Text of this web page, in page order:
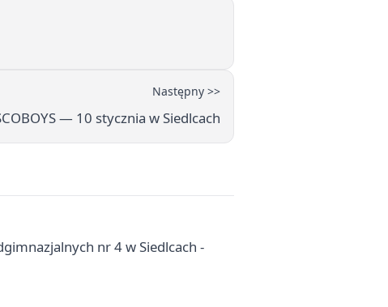
Następny >>
— 10 stycznia w Siedlcach
nr 4 w Siedlcach -